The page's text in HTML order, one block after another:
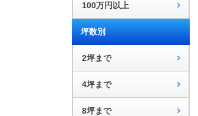
100万円以上
坪数別
2坪まで
4坪まで
8坪まで